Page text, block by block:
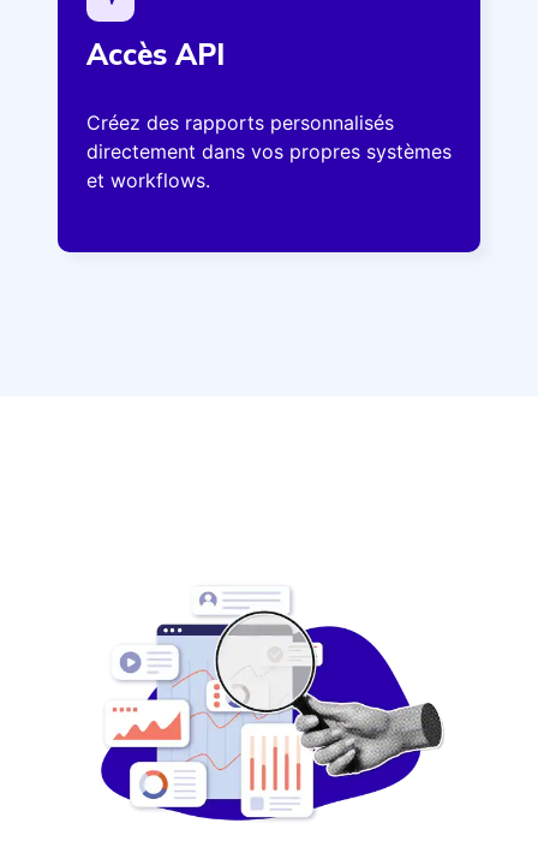
Accès API
Créez des rapports personnalisés
directement dans vos propres systèmes
et workflows.